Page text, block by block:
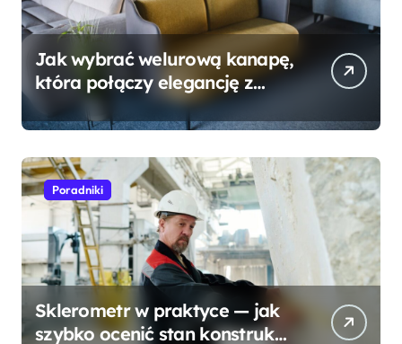
Jak wybrać welurową kanapę,
która połączy elegancję z
wygodą?
Poradniki
Sklerometr w praktyce — jak
szybko ocenić stan konstrukcji